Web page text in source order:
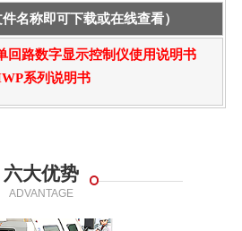
名称即可下载或在线查看）
回路数字显示控制仪使用说明书
系列说明书
六大优势
ADVANTAGE